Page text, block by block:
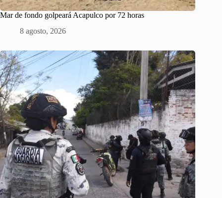
Mar de fondo golpeará Acapulco por 72 horas
8 agosto, 2026